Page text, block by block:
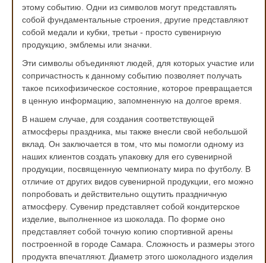
этому событию. Одни из символов могут представлять
собой фундаментальные строения, другие представляют
собой медали и кубки, третьи - просто сувенирную
продукцию, эмблемы или значки.
Эти символы объединяют людей, для которых участие или
сопричастность к данному событию позволяет получать
такое психофизическое состояние, которое превращается
в ценную информацию, запомненную на долгое время.
В нашем случае, для создания соответствующей
атмосферы праздника, мы также внесли свой небольшой
вклад. Он заключается в том, что мы помогли одному из
наших клиентов создать упаковку для его сувенирной
продукции, посвященную чемпионату мира по футболу. В
отличие от других видов сувенирной продукции, его можно
попробовать и действительно ощутить праздничную
атмосферу. Сувенир представляет собой кондитерское
изделие, выполненное из шоколада. По форме оно
представляет собой точную копию спортивной арены
построенной в городе Самара. Сложность и размеры этого
продукта впечатляют. Диаметр этого шоколадного изделия